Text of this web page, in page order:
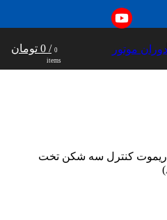
0
items
/
0 تومان
ریموت کنترل سه شکن تخت